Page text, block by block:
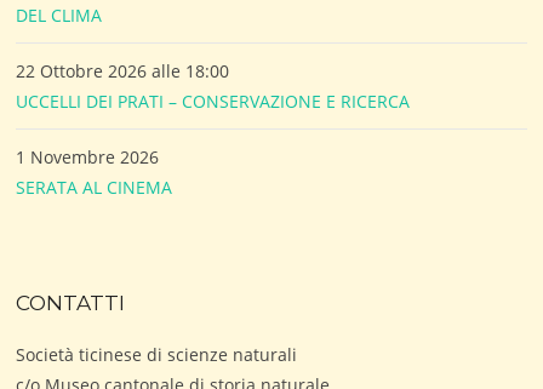
DEL CLIMA
22 Ottobre 2026 alle 18:00
UCCELLI DEI PRATI – CONSERVAZIONE E RICERCA
1 Novembre 2026
SERATA AL CINEMA
CONTATTI
Società ticinese di scienze naturali
c/o Museo cantonale di storia naturale